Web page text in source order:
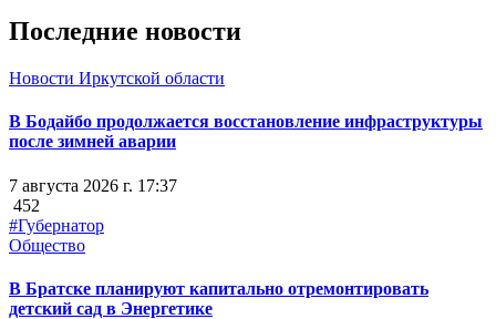
Последние новости
Новости Иркутской области
В Бодайбо продолжается восстановление инфраструктуры
после зимней аварии
7 августа 2026 г. 17:37
452
#Губернатор
Общество
В Братске планируют капитально отремонтировать
детский сад в Энергетике